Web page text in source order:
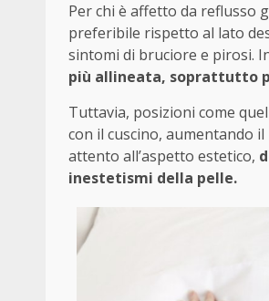
Per chi è affetto da reflusso
preferibile rispetto al lato
sintomi di bruciore e pirosi.
più allineata, soprattutto
Tuttavia, posizioni come
con il cuscino, aumentando
attento all’aspetto estetico,
inestetismi della pelle.